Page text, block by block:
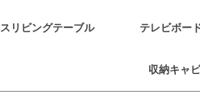
リビングテーブル テレビボー
収納キャ